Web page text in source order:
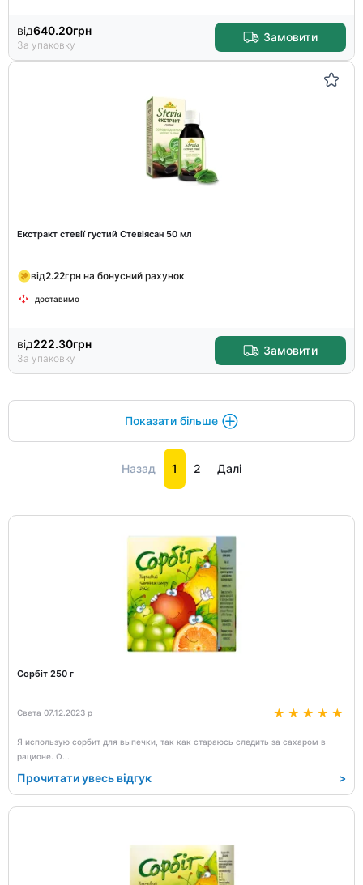
від640.20грн
За упаковку
Замовити
Екстракт стевії густий Стевіясан 50 мл
від2.22грн на бонусний рахунок
доставимо
від222.30грн
За упаковку
Замовити
Показати більше
Назад 1 2 Далі
Сорбіт 250 г
Света 07.12.2023 р
Я использую сорбит для выпечки, так как стараюсь следить за сахаром в
рационе. О
Прочитати увесь відгук >